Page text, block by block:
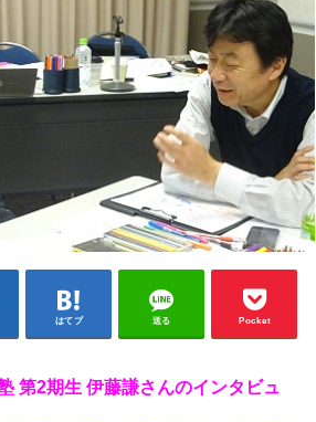
はてブ 送る Pocket
第2期生 伊藤謙さんのインタビュ